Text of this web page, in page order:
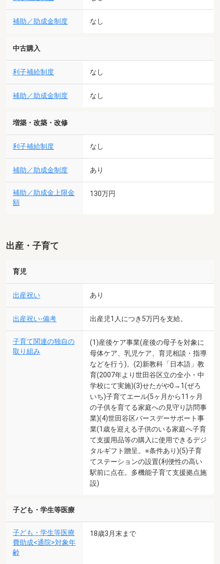
補助／助成金制度 なし
中古購入
利子補給制度 なし
補助／助成金制度 なし
増築・改築・改修
利子補給制度 なし
補助／助成金制度 あり
補助／助成金上限金
額
130万円
出産・子育て
育児
出産祝い あり
出産祝い-備考 出産児1人につき5万円を支給。
子育て関連の独自の
取り組み
(1)産後ケア事業(産後の母子を対象に
母体ケア、乳児ケア、育児相談・指導
などを行う)。(2)新教科「日本語」教
育(2007年より世田谷区立の全小・中
学校にて実施)(3)せたがや0→1(ぜろ
いち)子育てエール(5ヶ月から11ヶ月
の子供を育てる家庭への見守り訪問事
業)(4)世田谷区バースデーサポート事
業(1歳を迎える子供のいる家庭へ子育
て支援用品等の購入に使用できるデジ
タルギフト贈呈。※条件あり)(5)子育
てステーションの設置(利便性の高い
駅前に点在。多機能子育て支援拠点施
設)
子ども・学生等医療
子ども・学生等医療
費助成<通院>対象年
齢
18歳3月末まで